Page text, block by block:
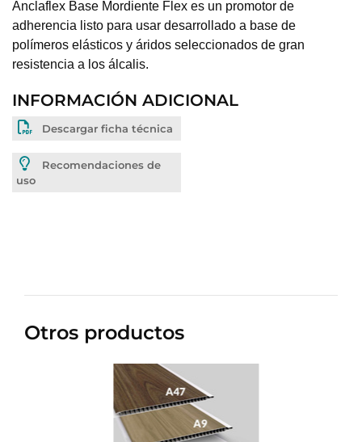
Anclaflex Base Mordiente Flex es un promotor de
adherencia listo para usar desarrollado a base de
polímeros elásticos y áridos seleccionados de gran
resistencia a los álcalis.
INFORMACIÓN ADICIONAL
Descargar ficha técnica
Recomendaciones de
uso
Otros productos